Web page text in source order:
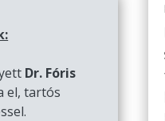
Dr. Fóris
el, tartós